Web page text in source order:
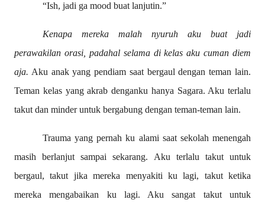
“Ish, jadi ga mood buat lanjutin.”
Kenapa mereka malah nyuruh aku buat jadi
perawakilan orasi, padahal selama di kelas aku cuman diem
aja. Aku anak yang pendiam saat bergaul dengan teman lain.
Teman kelas yang akrab denganku hanya Sagara. Aku terlalu
takut dan minder untuk bergabung dengan teman-teman lain.
Trauma yang pernah ku alami saat sekolah menengah
masih berlanjut sampai sekarang. Aku terlalu takut untuk
bergaul, takut jika mereka menyakiti ku lagi, takut ketika
mereka mengabaikan ku lagi. Aku sangat takut untuk